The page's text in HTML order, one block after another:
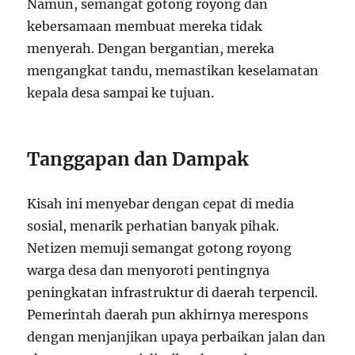
Namun, semangat gotong royong dan
kebersamaan membuat mereka tidak
menyerah. Dengan bergantian, mereka
mengangkat tandu, memastikan keselamatan
kepala desa sampai ke tujuan.
Tanggapan dan Dampak
Kisah ini menyebar dengan cepat di media
sosial, menarik perhatian banyak pihak.
Netizen memuji semangat gotong royong
warga desa dan menyoroti pentingnya
peningkatan infrastruktur di daerah terpencil.
Pemerintah daerah pun akhirnya merespons
dengan menjanjikan upaya perbaikan jalan dan